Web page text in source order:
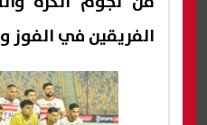
الفريقين في الفوز